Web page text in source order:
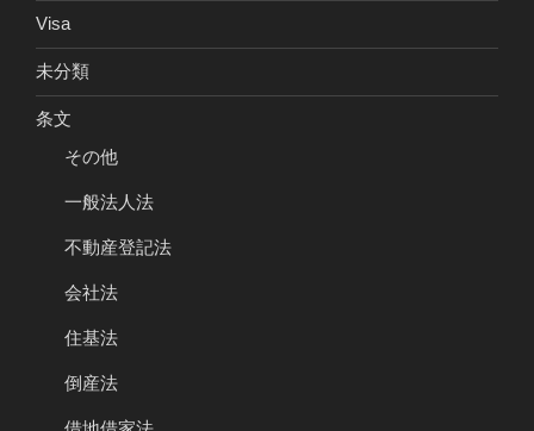
Visa
未分類
条文
その他
一般法人法
不動産登記法
会社法
住基法
倒産法